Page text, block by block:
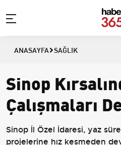
ANASAYFA SAĞLIK
Sinop
Çalışmaları
Sinop İl Özel İdaresi, yaz
projelerine hız kesmeden